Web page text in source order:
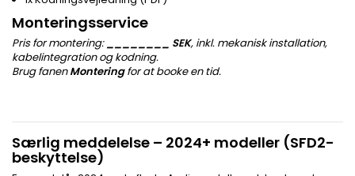
Monteringsservice
Pris for montering:________ SEK, inkl. mekanisk installation,
kabelintegration og kodning.
Brug fanenMonteringfor at booke en tid.
Særlig meddelelse – 2024+ modeller (SFD2-
beskyttelse)